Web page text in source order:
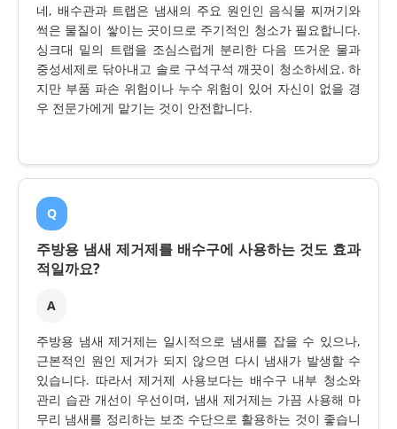
네, 배수관과 트랩은 냄새의 주요 원인인 음식물 찌꺼기와
썩은 물질이 쌓이는 곳이므로 주기적인 청소가 필요합니다.
싱크대 밑의 트랩을 조심스럽게 분리한 다음 뜨거운 물과
중성세제로 닦아내고 솔로 구석구석 깨끗이 청소하세요. 하
지만 부품 파손 위험이나 누수 위험이 있어 자신이 없을 경
우 전문가에게 맡기는 것이 안전합니다.
Q
주방용 냄새 제거제를 배수구에 사용하는 것도 효과
적일까요?
A
주방용 냄새 제거제는 일시적으로 냄새를 잡을 수 있으나,
근본적인 원인 제거가 되지 않으면 다시 냄새가 발생할 수
있습니다. 따라서 제거제 사용보다는 배수구 내부 청소와
관리 습관 개선이 우선이며, 냄새 제거제는 가끔 사용해 마
무리 냄새를 정리하는 보조 수단으로 활용하는 것이 좋습니